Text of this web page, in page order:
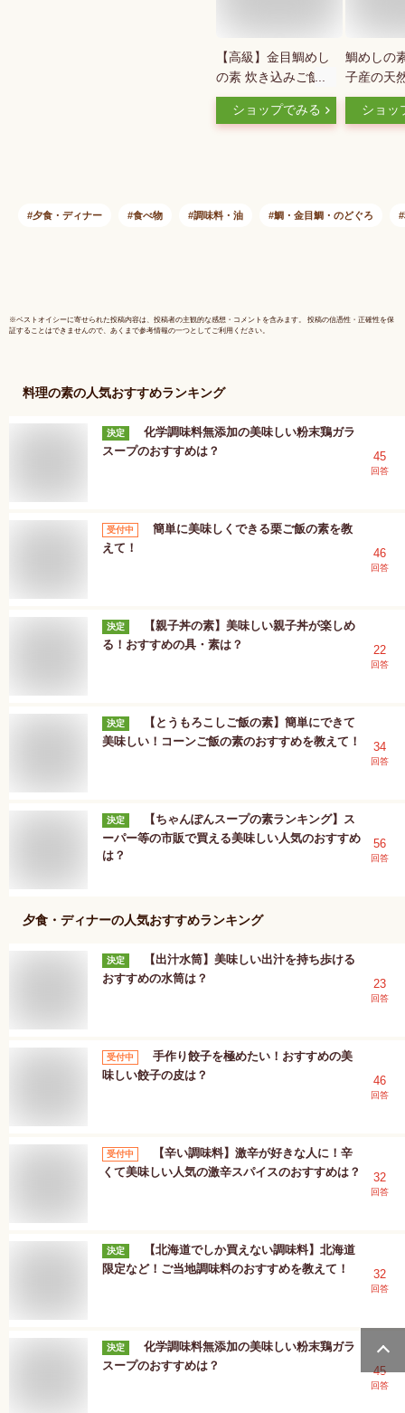
【高級】金目鯛めし
の素 炊き込みご飯の
素 高級魚の金目鯛を
使用した超高級金目
ゼント 内祝い お返
ショップでみる
鯛めしの
子産の天
ごと使っ
の炊き込
ショッ
夕食・ディナー 食べ物 調味料・油 鯛・金目鯛・のどぐろ
※ベストオイシーに寄せられた投稿内容は、投稿者の主観的な感想・コメントを含みます。 投稿の信憑性・正確性を保
証することはできませんので、あくまで参考情報の一つとしてご利用ください。
料理の素の人気おすすめランキング
決定
化学調味料無添加の美味しい粉末鶏ガラ
スープのおすすめは？
45
回答
受付中
簡単に美味しくできる栗ご飯の素を教
えて！
46
回答
決定
【親子丼の素】美味しい親子丼が楽しめ
る！おすすめの具・素は？
22
回答
決定
【とうもろこしご飯の素】簡単にできて
美味しい！コーンご飯の素のおすすめを教えて！
34
回答
決定
【ちゃんぽんスープの素ランキング】ス
ーパー等の市販で買える美味しい人気のおすすめ
は？
56
回答
夕食・ディナーの人気おすすめランキング
決定
【出汁水筒】美味しい出汁を持ち歩ける
おすすめの水筒は？
23
回答
受付中
手作り餃子を極めたい！おすすめの美
味しい餃子の皮は？
46
回答
受付中
【辛い調味料】激辛が好きな人に！辛
くて美味しい人気の激辛スパイスのおすすめは？
32
回答
決定
【北海道でしか買えない調味料】北海道
限定など！ご当地調味料のおすすめを教えて！
32
回答
決定
化学調味料無添加の美味しい粉末鶏ガラ
スープのおすすめは？
45
回答